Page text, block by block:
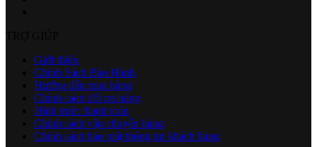
Giới thiệu
Chính Sách Bảo Hành
Hướng dẫn mua hàng
Chính sách đổi trả hàng
Hình thức thanh toán
Chính sách vận chuyển hàng
Chính sách bảo mật thông tin khách hàng